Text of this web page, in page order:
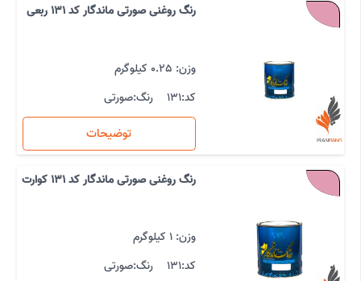
رنگ روغنی صورتی ماندگار کد 131 ربعی
وزن: 0.25 کیلوگرم
کد:131 رنگ:صورتی
توضیحات
رنگ روغنی صورتی ماندگار کد 131 کوارت
وزن: 1 کیلوگرم
کد:131 رنگ:صورتی